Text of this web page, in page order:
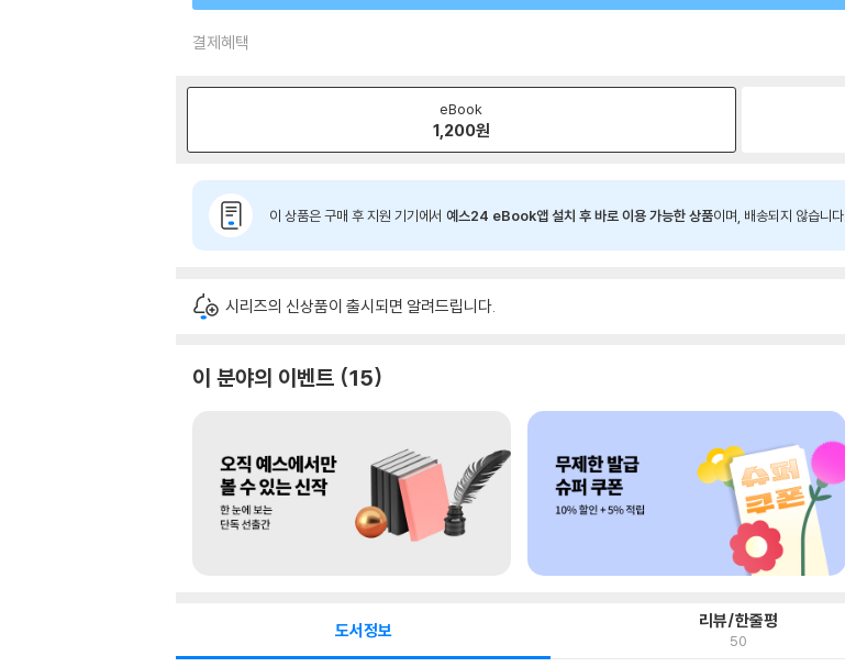
결제혜택
eBook
1,200원
이 상품은 구매 후 지원 기기에서 예스24 eBook앱 설치 후 바로 이용 가능한 상품이며, 배송되지 않습니다.
시리즈의 신상품이 출시되면 알려드립니다.
이 분야의 이벤트 15
도서정보 리뷰/한줄평
50